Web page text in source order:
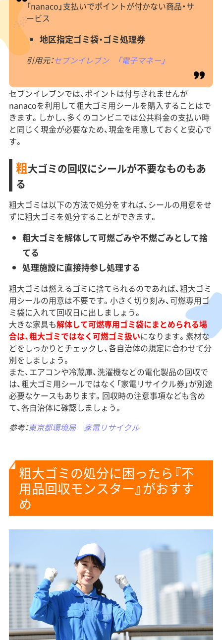
「nanaco」支払いでポイントが付かない商品・サ
ービス
地区指定ゴミ袋・ゴミ処理券
引用元：セブンイレブン 「電子マネー」
セブンイレブンでは、ポイントは付与されませんが
nanacoを利用して粗大ゴミ用シールを購入することはで
きます。しかし、多くのコンビニでは公共料金の支払い時
と同じく現金が必要なため、現金を用意しておくと安心で
す。
粗大ゴミの回収にシールが不要なものもあ
る
粗大ゴミは以下の方法で処分をすれば、シールの用意をせ
ずに粗大ゴミを処分することができます。
粗大ゴミを解体して可燃ごみや不燃ごみとして捨
てる
処理施設に直接持参し処理する
粗大ゴミは燃えるゴミに捨てられるのであれば、粗大ゴミ
用シールの用意は不要です。小さく切り刻み、可燃専用ゴ
ミ袋に入れて回収日に出しましょう。
大きな家具も解体して可燃専用ゴミ袋にまとめられる場
合は、粗大ゴミではなく可燃ゴミ扱いになります。素材な
どをしっかりとチェックし、各自治体の規定に合わせて分
別をしましょう。
また、エアコンや冷蔵庫、洗濯機などの電化製品の回収で
は、粗大ゴミ用シールではなく「家電リサイクル券」が別途
必要なケースもあります。回収時の注意事項なども含め
て、各自治体に確認しましょう。
参考：東京都環境局 家電リサイクル
粗大ゴミの処分に困ったら『不
用品回収モンスター』がおすす
め